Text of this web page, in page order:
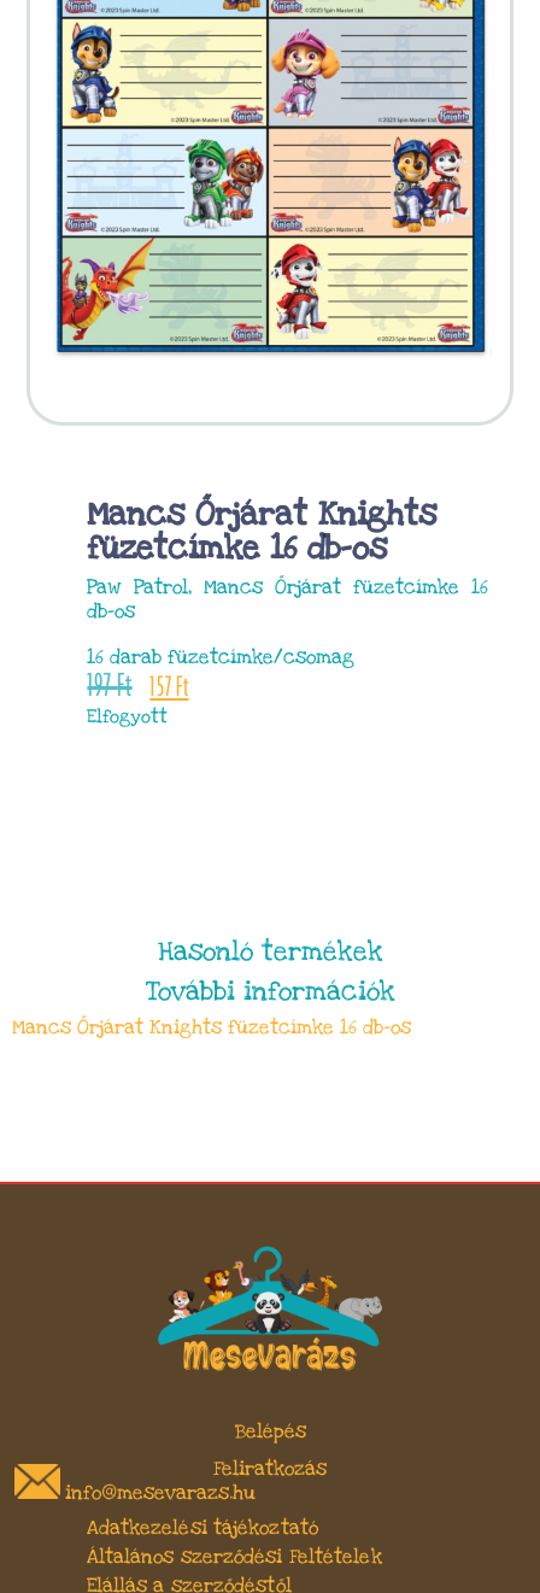
Mancs Őrjárat Knights
füzetcímke 16 db-os
Paw Patrol, Mancs Őrjárat füzetcímke 16
db-os
16 darab füzetcímke/csomag
197Ft 157Ft
Elfogyott
Hasonló termékek
További információk
Mancs Őrjárat Knights füzetcímke 16 db-os
Belépés
Feliratkozás
info@mesevarazs.hu
Adatkezelési tájékoztató
Általános szerződési Feltételek
Elállás a szerződéstől